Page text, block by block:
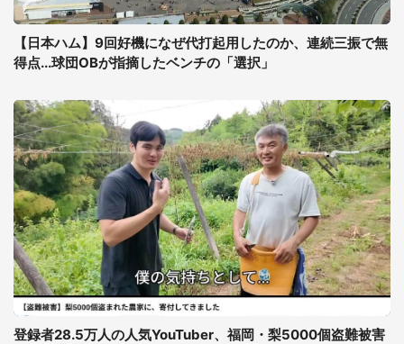
【日本ハム】9回好機になぜ代打起用したのか、連続三振で無
得点...球団OBが指摘したベンチの「選択」
登録者28.5万人の人気YouTuber、福岡・梨5000個盗難被害